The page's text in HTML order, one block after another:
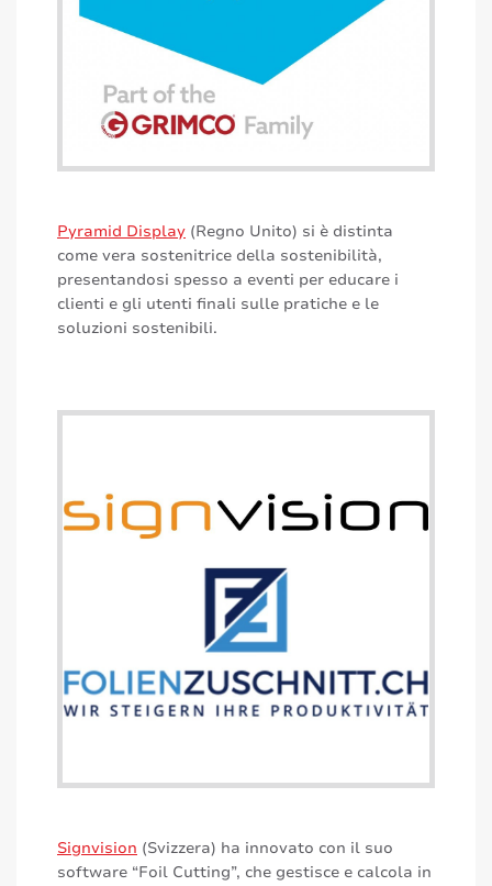
Pyramid Display (Regno Unito) si è distinta
come vera sostenitrice della sostenibilità,
presentandosi spesso a eventi per educare i
clienti e gli utenti finali sulle pratiche e le
soluzioni sostenibili.
Signvision (Svizzera) ha innovato con il suo
software “Foil Cutting”, che gestisce e calcola in